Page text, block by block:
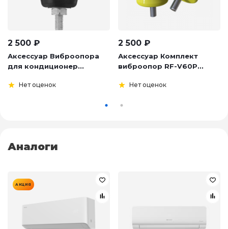
2 500 ₽
Аксессуар Виброопора
для кондиционер...
Нет оценок
2 500 ₽
Аксессуар Комплект
виброопор RF-V60P...
Нет оценок
Аналоги
АКЦИЯ